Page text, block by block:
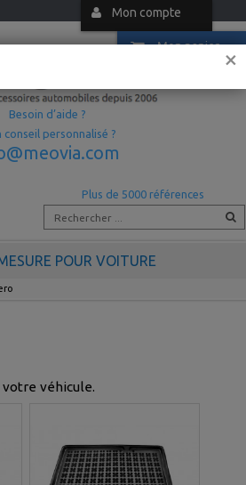
×
Mon compte
Mon panier
Besoin d’aide ?
conseil personnalisé ?
Plus de 5000 références
POUR VOITURE
véhicule.